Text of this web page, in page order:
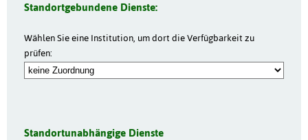
Standortgebundene Dienste:
Wählen Sie eine Institution, um dort die Verfügbarkeit zu
prüfen:
Standortunabhängige Dienste